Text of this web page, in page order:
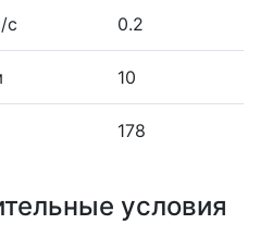
с 0.2
10
178
условия